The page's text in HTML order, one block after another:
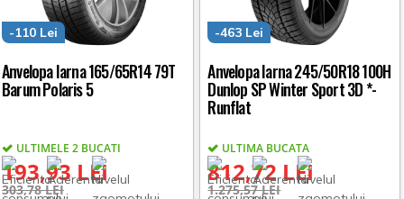
Anvelopa Iarna 165/65R14 79T
Barum Polaris 5
ULTIMELE 2 BUCATI
193,93 LEI
-110 Lei
303,78 LEI
Anvelopa Iarna 245/50R18 100H
Dunlop SP Winter Sport 3D *-
Runflat
ULTIMA BUCATA
812,72 LEI
-463 Lei
1.275,57 LEI